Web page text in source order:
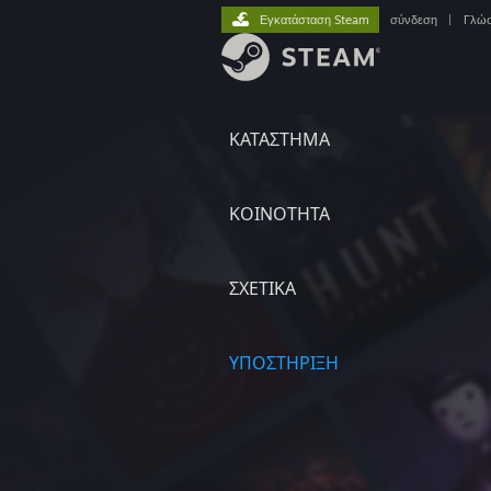
ΚΑΤΑΣΤΗΜΑ
ΚΟΙΝΟΤΗΤΑ
ΣΧΕΤΙΚΆ
ΥΠΟΣΤΗΡΙΞΗ
Εγκατάσταση Steam σύνδεση